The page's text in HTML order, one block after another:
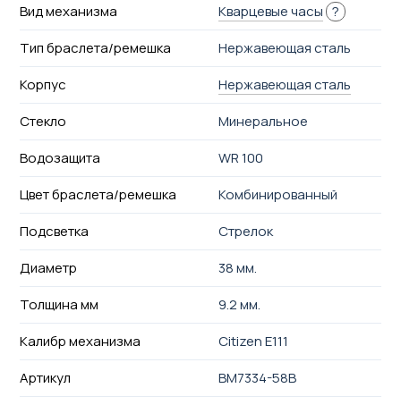
Вид механизма
Кварцевые часы ?
Тип браслета/ремешка
Нержавеющая сталь
Корпус
Нержавеющая сталь
Стекло
Минеральное
Водозащита
WR 100
Цвет браслета/ремешка
Комбинированный
Подсветка
Стрелок
Диаметр
38 мм.
Толщина мм
9.2 мм.
Калибр механизма
Citizen E111
Артикул
BM7334-58B